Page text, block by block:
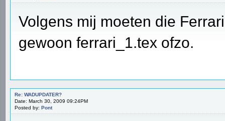
Volgens mij moeten die
gewoon ferrari_1.tex ofzo.
Re: WADUPDATER?
Date: March 30, 2009 09:24PM
Posted by: Pont